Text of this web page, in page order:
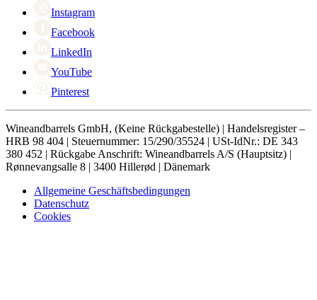
Instagram
Facebook
LinkedIn
YouTube
Pinterest
Wineandbarrels GmbH, (Keine Rückgabestelle) | Handelsregister –
HRB 98 404 | Steuernummer: 15/290/35524 | USt-IdNr.: DE 343
380 452 | Rückgabe Anschrift: Wineandbarrels A/S (Hauptsitz) |
Rønnevangsalle 8 | 3400 Hillerød | Dänemark
Allgemeine Geschäftsbedingungen
Datenschutz
Cookies